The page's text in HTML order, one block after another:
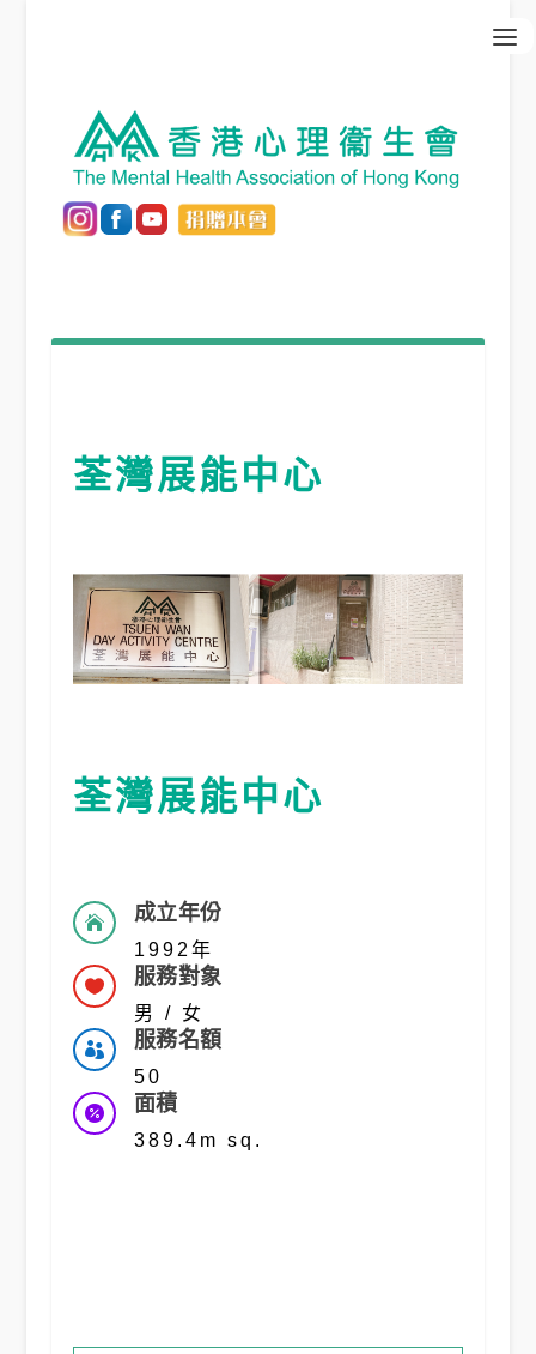
荃灣展能中心
荃灣展能中心
 成立年份
1992年
 服務對象
男 / 女
 服務名額
50
 面積
389.4m sq.